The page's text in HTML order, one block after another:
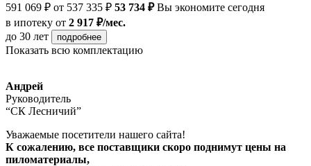
591 069 ₽ от 537 335 ₽ 53 734 ₽Вы экономите сегодня
в ипотеку от 2 917 ₽/мес.
до 30 лет
подробнее
Показать всю комплектацию
Андрей
Руководитель
“СК Лесничий”
Уважаемые посетители нашего сайта!
К сожалению, все поставщики скоро поднимут цены на
пиломатериалы,